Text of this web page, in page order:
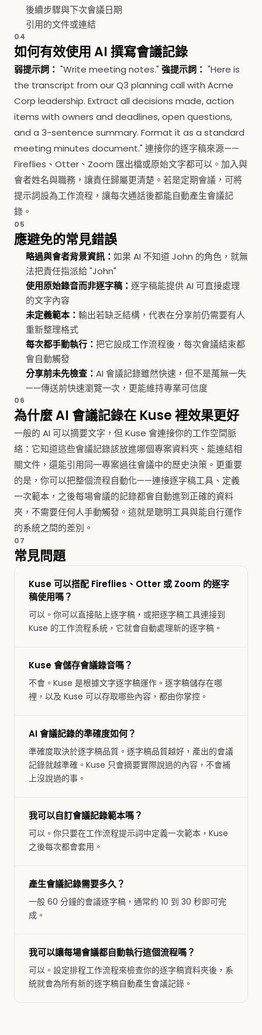
後續步驟與下次會議日期
引用的文件或連結
04
如何有效使用 AI 撰寫會議記錄
弱提示詞： "Write meeting notes." 強提示詞： "Here is
the transcript from our Q3 planning call with Acme
Corp leadership. Extract all decisions made, action
items with owners and deadlines, open questions,
and a 3-sentence summary. Format it as a standard
meeting minutes document." 連接你的逐字稿來源——
Fireflies、Otter、Zoom 匯出檔或原始文字都可以。加入與
會者姓名與職務，讓責任歸屬更清楚。若是定期會議，可將
提示詞設為工作流程，讓每次通話後都能自動產生會議記
錄。
05
應避免的常見錯誤
略過與會者背景資訊： 如果 AI 不知道 John 的角色，就無
法把責任指派給 "John"
使用原始錄音而非逐字稿： 逐字稿能提供 AI 可直接處理
的文字內容
未定義範本： 輸出若缺乏結構，代表在分享前仍需要有人
重新整理格式
每次都手動執行： 把它設成工作流程後，每次會議結束都
會自動觸發
分享前未先檢查： AI 會議記錄雖然快速，但不是萬無一失
——傳送前快速瀏覽一次，更能維持專業可信度
06
為什麼 AI 會議記錄在 Kuse 裡效果更好
一般的 AI 可以摘要文字，但 Kuse 會連接你的工作空間脈
絡：它知道這些會議記錄該放進哪個專案資料夾、能連結相
關文件，還能引用同一專案過往會議中的歷史決策。更重要
的是，你可以把整個流程自動化——連接逐字稿工具、定義
一次範本，之後每場會議的記錄都會自動進到正確的資料
夾，不需要任何人手動觸發。這就是聰明工具與能自行運作
的系統之間的差別。
07
常見問題
Kuse 可以搭配 Fireflies、Otter 或 Zoom 的逐字
稿使用嗎？
可以。你可以直接貼上逐字稿，或把逐字稿工具連接到
Kuse 的工作流程系統，它就會自動處理新的逐字稿。
Kuse 會儲存會議錄音嗎？
不會。Kuse 是根據文字逐字稿運作。逐字稿儲存在哪
裡，以及 Kuse 可以存取哪些內容，都由你掌控。
AI 會議記錄的準確度如何？
準確度取決於逐字稿品質。逐字稿品質越好，產出的會議
記錄就越準確。Kuse 只會摘要實際說過的內容，不會補
上沒說過的事。
我可以自訂會議記錄範本嗎？
可以。你只要在工作流程提示詞中定義一次範本，Kuse
之後每次都會套用。
產生會議記錄需要多久？
一般 60 分鐘的會議逐字稿，通常約 10 到 30 秒即可完
成。
我可以讓每場會議都自動執行這個流程嗎？
可以。設定排程工作流程來檢查你的逐字稿資料夾後，系
統就會為所有新的逐字稿自動產生會議記錄。